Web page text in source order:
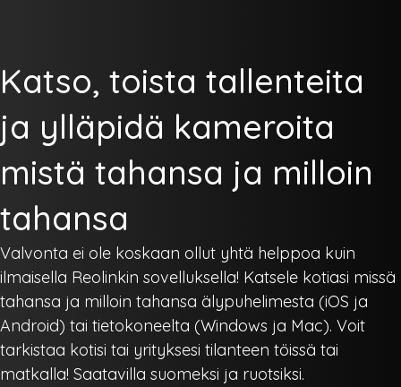
Katso, toista tallenteita
ja ylläpidä kameroita
mistä tahansa ja milloin
tahansa
Valvonta ei ole koskaan ollut yhtä helppoa kuin
ilmaisella Reolinkin sovelluksella! Katsele kotiasi missä
tahansa ja milloin tahansa älypuhelimesta (iOS ja
Android) tai tietokoneelta (Windows ja Mac). Voit
tarkistaa kotisi tai yrityksesi tilanteen töissä tai
matkalla! Saatavilla suomeksi ja ruotsiksi.